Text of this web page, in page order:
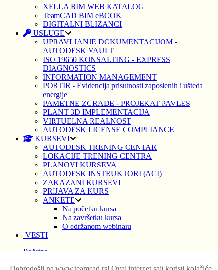
XELLA BIM WEB KATALOG
TeamCAD BIM eBOOK
DIGITALNI BLIZANCI
USLUGE
UPRAVLJANJE DOKUMENTACIJOM -
AUTODESK VAULT
ISO 19650 KONSALTING - EXPRESS
DIAGNOSTICS
INFORMATION MANAGEMENT
PORTIR - Evidencija prisutnosti zaposlenih i ušteda
energije
PAMETNE ZGRADE - PROJEKAT PAVLES
PLANT 3D IMPLEMENTACIJA
VIRTUELNA REALNOST
AUTODESK LICENSE COMPLIANCE
KURSEVI
AUTODESK TRENING CENTAR
LOKACIJE TRENING CENTRA
PLANOVI KURSEVA
AUTODESK INSTRUKTORI (ACI)
ZAKAZANI KURSEVI
PRIJAVA ZA KURS
ANKETE
Na početku kursa
Na završetku kursa
O održanom webinaru
VESTI
Početna
Dobrodošli na www.teamcad.rs! Ovaj internet sajt koristi kolačiće